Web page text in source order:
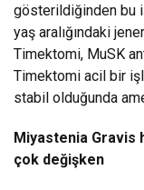
gösterildiğinden bu
yaş aralığındaki
Timektomi, MuSK
Timektomi acil bir
stabil olduğunda
Miyastenia Gravis
çok değişken